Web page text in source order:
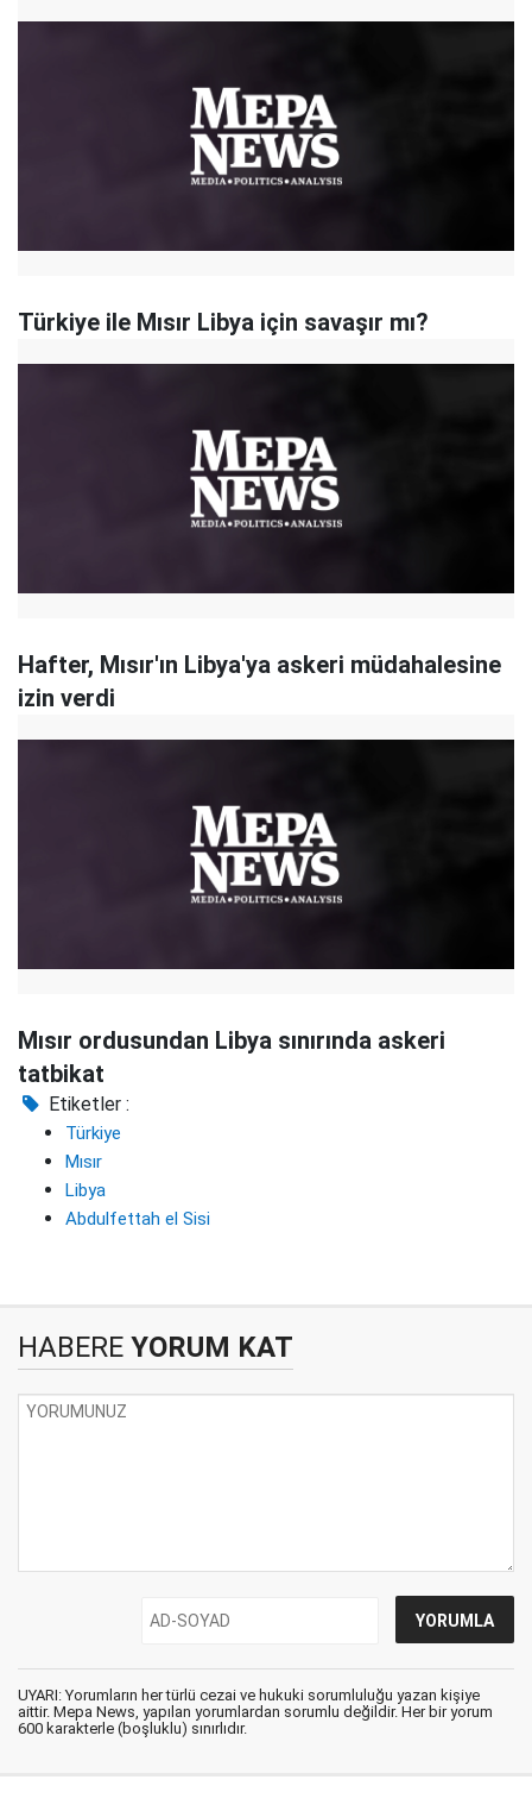
Türkiye ile Mısır Libya için savaşır mı?
Hafter, Mısır'ın Libya'ya askeri müdahalesine
izin verdi
Mısır ordusundan Libya sınırında askeri
tatbikat
Etiketler :
Türkiye
Mısır
Libya
Abdulfettah el Sisi
HABERE YORUM KAT
UYARI: Yorumların her türlü cezai ve hukuki sorumluluğu yazan kişiye
aittir. Mepa News, yapılan yorumlardan sorumlu değildir. Her bir yorum
600 karakterle (boşluklu) sınırlıdır.